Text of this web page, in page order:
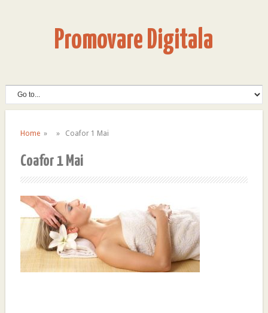
Promovare Digitala
Home» » Coafor 1 Mai
Coafor 1 Mai